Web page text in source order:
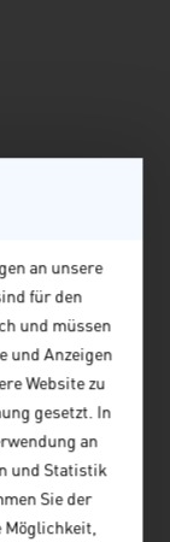
an unsere
für den
und müssen
und Anzeigen
Website zu
gesetzt. In
an
und Statistik
Sie der
Möglichkeit,